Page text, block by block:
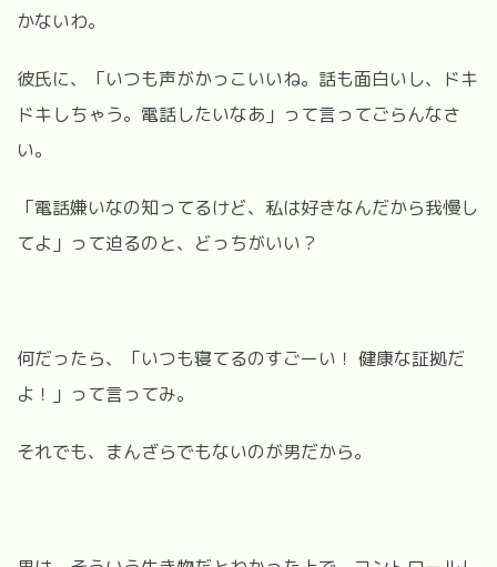
かないわ。
彼氏に、「いつも声がかっこいいね。話も面白いし、ドキ
ドキしちゃう。電話したいなあ」って言ってごらんなさ
い。
「電話嫌いなの知ってるけど、私は好きなんだから我慢し
てよ」って迫るのと、どっちがいい？
何だったら、「いつも寝てるのすごーい！ 健康な証拠だ
よ！」って言ってみ。
それでも、まんざらでもないのが男だから。